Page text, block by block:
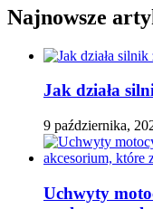
Najnowsze
Jak działa
9 października,
Uchwyty